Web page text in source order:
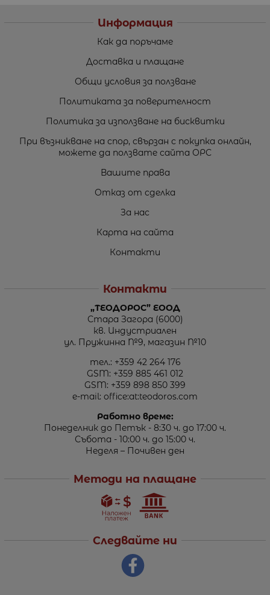
Информация
Как да поръчаме
Доставка и плащане
Общи условия за ползване
Политиката за поверителност
Политика за използване на бисквитки
При възникване на спор, свързан с покупка онлайн,
можете да ползвате сайта ОРС
Вашите права
Отказ от сделка
За нас
Карта на сайта
Контакти
Контакти
„ТЕОДОРОС” ЕООД
Стара Загора (6000)
кв. Индустриален
ул. Пружинна №9, магазин №10
тел.: +359 42 264 176
GSM: +359 885 461 012
GSM: +359 898 850 399
e-mail: office:at:teodoros.com
Работно време:
Понеделник до Петък - 8:30 ч. до 17:00 ч.
Събота - 10:00 ч. до 15:00 ч.
Неделя – Почивен ден
Методи на плащане
Следвайте ни